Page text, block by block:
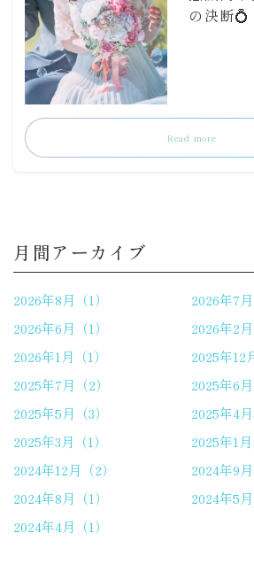
の決断💍
Read more
月間アーカイブ
2026年8月（1）
2026年7月
2026年6月（1）
2026年2月
2026年1月（1）
2025年12
2025年7月（2）
2025年6月
2025年5月（3）
2025年4月
2025年3月（1）
2025年1月
2024年12月（2）
2024年9月
2024年8月（1）
2024年5月
2024年4月（1）